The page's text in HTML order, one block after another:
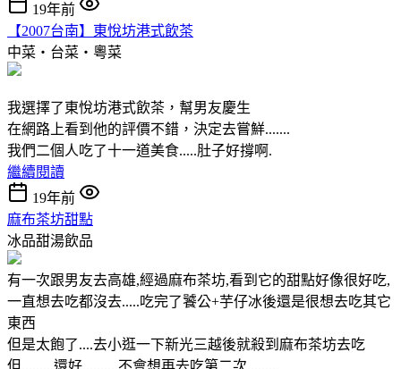
19年前
【2007台南】東悅坊港式飲茶
中菜‧台菜‧粵菜
我選擇了東悅坊港式飲茶，幫男友慶生
在網路上看到他的評價不錯，決定去嘗鮮.......
我們二個人吃了十一道美食.....肚子好撐啊.
繼續閱讀
19年前
麻布茶坊甜點
冰品甜湯飲品
有一次跟男友去高雄,經過麻布茶坊,看到它的甜點好像很好吃,
一直想去吃都沒去.....吃完了饕公+芋仔冰後還是很想去吃其它
東西
但是太飽了....去小逛一下新光三越後就殺到麻布茶坊去吃
但.........還好..........不會想再去吃第二次........